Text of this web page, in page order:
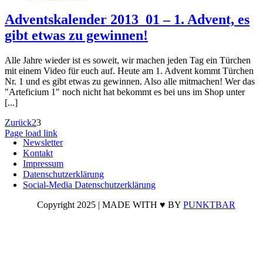
Adventskalender 2013_01 – 1. Advent, es
gibt etwas zu gewinnen!
Alle Jahre wieder ist es soweit, wir machen jeden Tag ein Türchen
mit einem Video für euch auf. Heute am 1. Advent kommt Türchen
Nr. 1 und es gibt etwas zu gewinnen. Also alle mitmachen! Wer das
"Arteficium 1" noch nicht hat bekommt es bei uns im Shop unter
[...]
Zurück23
Newsletter
Kontakt
Impressum
Datenschutzerklärung
Social-Media Datenschutzerklärung
Copyright 2025 | MADE WITH ♥ BY PUNKTBAR
Page load link
Nach
oben